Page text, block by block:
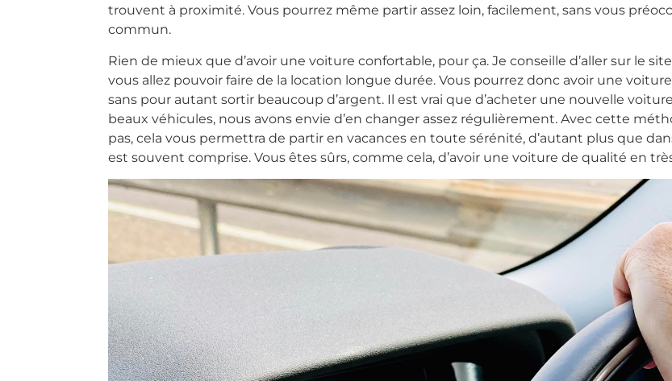
trouvent à proximité. Vous pourrez même partir assez loin, facilement, sans vous
commun.
Rien de mieux que d’avoir une voiture confortable, pour ça. Je conseille d’aller sur le
vous allez pouvoir faire de la location longue durée. Vous pourrez donc avoir une
sans pour autant sortir beaucoup d’argent. Il est vrai que d’acheter une nouvelle
beaux véhicules, nous avons envie d’en changer assez régulièrement. Avec cette
pas, cela vous permettra de partir en vacances en toute sérénité, d’autant plus que
est souvent comprise. Vous êtes sûrs, comme cela, d’avoir une voiture de qualité en